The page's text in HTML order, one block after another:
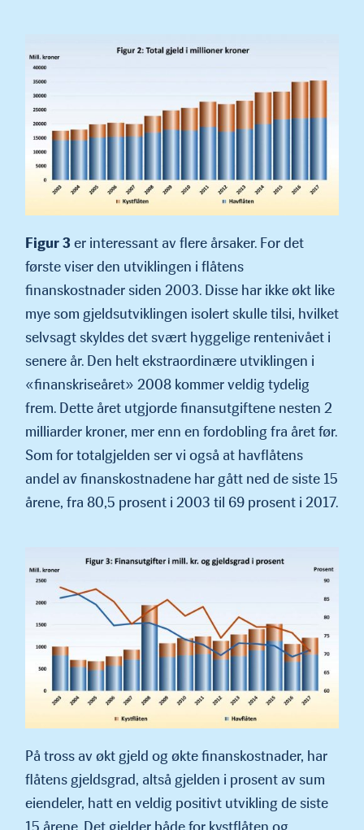
Figur 3 er interessant av flere årsaker. For det
første viser den utviklingen i flåtens
finanskostnader siden 2003. Disse har ikke økt like
mye som gjeldsutviklingen isolert skulle tilsi, hvilket
selvsagt skyldes det svært hyggelige rentenivået i
senere år. Den helt ekstraordinære utviklingen i
«finanskriseåret» 2008 kommer veldig tydelig
frem. Dette året utgjorde finansutgiftene nesten 2
milliarder kroner, mer enn en fordobling fra året før.
Som for totalgjelden ser vi også at havflåtens
andel av finanskostnadene har gått ned de siste 15
årene, fra 80,5 prosent i 2003 til 69 prosent i 2017.
På tross av økt gjeld og økte finanskostnader, har
flåtens gjeldsgrad, altså gjelden i prosent av sum
eiendeler, hatt en veldig positivt utvikling de siste
15 årene. Det gjelder både for kystflåten og